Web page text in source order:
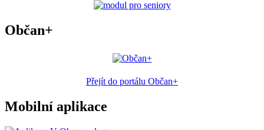
Občan+
Přejít do portálu Občan+
Mobilní aplikace